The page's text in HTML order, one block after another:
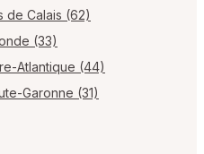
de Calais (62)
(33)
Atlantique (44)
Garonne (31)